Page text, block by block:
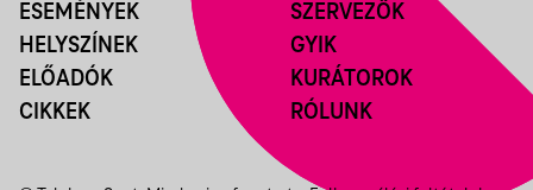
ESEMÉNYEK
HELYSZÍNEK
ELŐADÓK
CIKKEK
SZERVEZŐK
GYIK
KURÁTOROK
RÓLUNK